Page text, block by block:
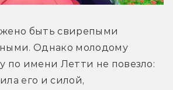
быть свирепыми
Однако молодому
по имени Летти не повезло:
его и силой,